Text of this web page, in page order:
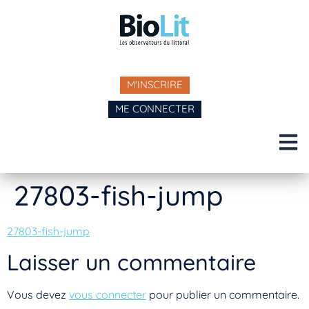
M'INSCRIRE
ME CONNECTER
27803-fish-jump
27803-fish-jump
Laisser un commentaire
Vous devez vous connecter pour publier un commentaire.